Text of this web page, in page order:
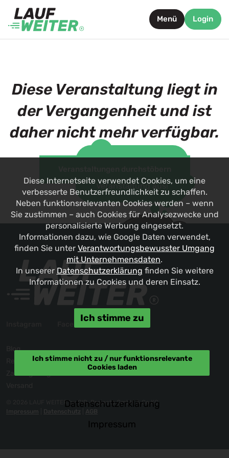
Menü Login
Veranstaltung aus!
Diese Veranstaltung liegt in
der Vergangenheit und ist
daher nicht mehr verfügbar.
Facebook
Blog
Reklamation / Kontakt
Zahlungsmöglichkeiten
© 2026 LAUF WEITER by GID-Projects GmbH & Co KG
Impressum
Datenschutz AGB
Diese Internetseite verwendet Cookies, um eine
verbesserte Benutzerfreundlichkeit zu schaffen.
Neben funktionsrelevanten Cookies werden – wenn
Sie zustimmen – auch Cookies für Analysezwecke und
personalisierte Werbung eingesetzt.
Informationen dazu, wie Google Daten verwendet,
finden Sie unter Verantwortungsbewusster Umgang
mit Unternehmensdaten.
In unserer Datenschutzerklärung finden Sie weitere
Informationen zu Cookies und deren Einsatz.
Ich stimme zu
Ich stimme nicht zu / nur funktionsrelevante
Cookies laden
Datenschutzerklärung
Impressum